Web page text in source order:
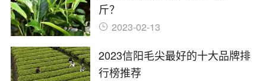
斤？
2023-02-13
2023信阳毛尖最好的十大品牌排
行榜推荐